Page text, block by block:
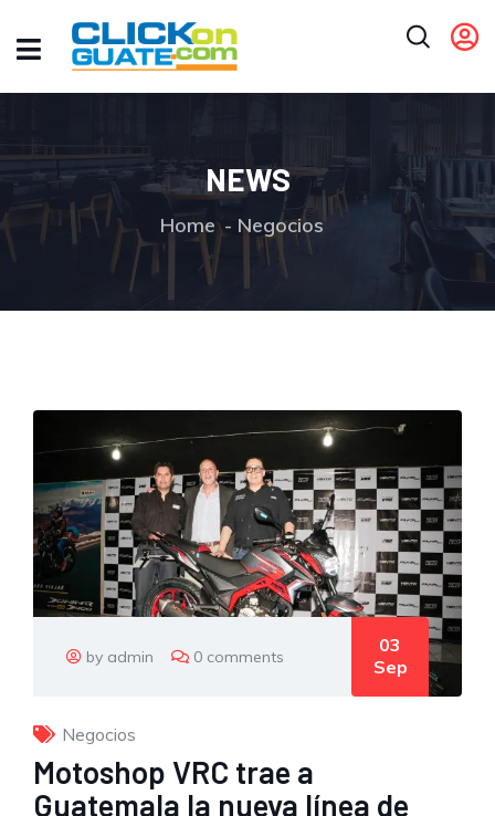
NEWS
Home Negocios
by admin 0 comments
03
Sep
Negocios
Motoshop VRC trae a
Guatemala la nueva línea de